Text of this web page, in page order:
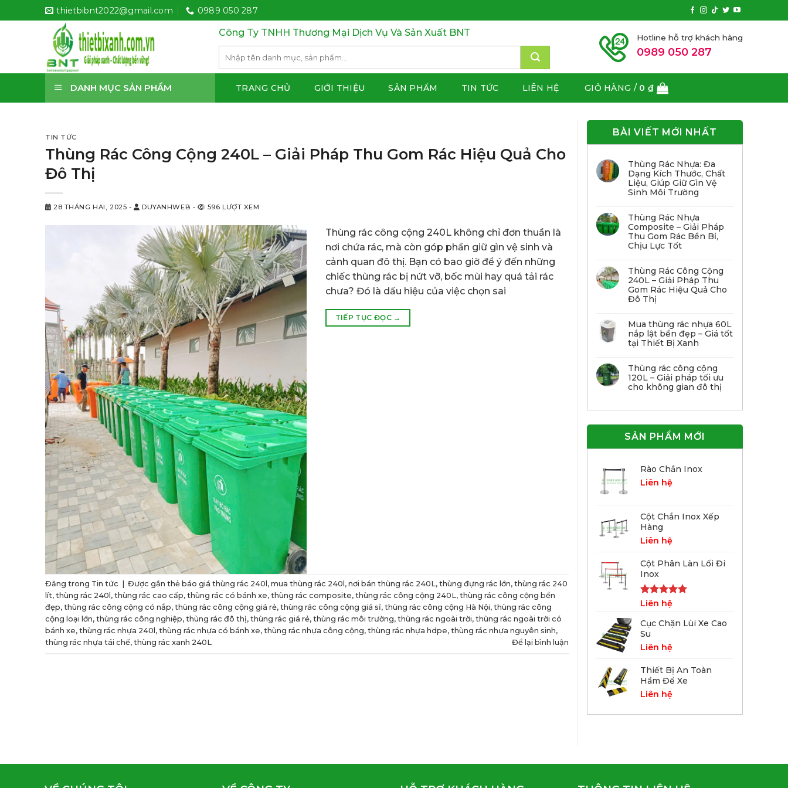
qua
thietbibnt2022@gmail.com 0989 050 287
Công Ty TNHH Thương Mại Dịch Vụ Và Sản Xuất BNT
kiếm:
Hotline hỗ trợ khách hàng
0989 050 287
DANH MỤC SẢN PHẨM TRANG CHỦ GIỚI THIỆU SẢN PHẨM TIN TỨC LIÊN HỆ GIỎ HÀNG / 0 ₫
TIN TỨC
Thùng Rác Công Cộng 240L – Giải Pháp Thu Gom Rác Hiệu Quả Cho
Đô Thị
28 THÁNG HAI, 2025 - DUYANHWEB - 596 LƯỢT XEM
Thùng rác công cộng 240L không chỉ đơn thuần là
nơi chứa rác, mà còn góp phần giữ gìn vệ sinh và
cảnh quan đô thị. Bạn có bao giờ để ý đến những
chiếc thùng rác bị nứt vỡ, bốc mùi hay quá tải rác
chưa? Đó là dấu hiệu của việc chọn sai
TIẾP TỤC ĐỌC →
Đăng trong Tin tức Được gắn thẻ báo giá thùng rác 240l , mua thùng rác 240l , nơi bán thùng rác 240L, thùng đựng rác lớn, thùng rác 240
lít, thùng rác 240l , thùng rác cao cấp, thùng rác có bánh xe, thùng rác composite, thùng rác công cộng 240L, thùng rác công cộng bền
đẹp, thùng rác công cộng có nắp, thùng rác công cộng giá rẻ, thùng rác công cộng giá sỉ, thùng rác công cộng Hà Nội, thùng rác công
cộng loại lớn, thùng rác công nghiệp, thùng rác đô thị, thùng rác giá rẻ, thùng rác môi trường, thùng rác ngoài trời, thùng rác ngoài trời có
bánh xe, thùng rác nhựa 240l , thùng rác nhựa có bánh xe, thùng rác nhựa công cộng, thùng rác nhựa hdpe, thùng rác nhựa nguyên sinh,
thùng rác nhựa tái chế, thùng rác xanh 240L Để lại bình luận
BÀI VIẾT MỚI NHẤT
Thùng Rác Nhựa: Đa
Dạng Kích Thước, Chất
Liệu, Giúp Giữ Gìn Vệ
Sinh Môi Trường
Thùng Rác Nhựa
Composite – Giải Pháp
Thu Gom Rác Bền Bỉ,
Chịu Lực Tốt
Thùng Rác Công Cộng
240L – Giải Pháp Thu
Gom Rác Hiệu Quả Cho
Đô Thị
Mua thùng rác nhựa 60L
nắp lật bền đẹp – Giá tốt
tại Thiết Bị Xanh
Thùng rác công cộng
120L – Giải pháp tối ưu
cho không gian đô thị
SẢN PHẨM MỚI
Rào Chắn Inox
Liên hệ
Cột Chắn Inox Xếp
Hàng
Liên hệ
Cột Phân Làn Lối Đi
Inox
Được xếp
5 sao
Liên hệ
Cục Chặn Lùi Xe Cao
Su
Liên hệ
Thiết Bị An Toàn
Hầm Để Xe
Liên hệ